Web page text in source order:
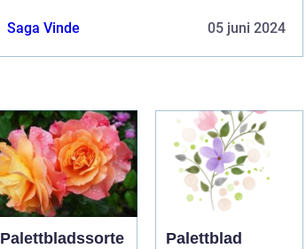
Saga Vinde 05 juni 2024
Palettbladssorte
Palettblad